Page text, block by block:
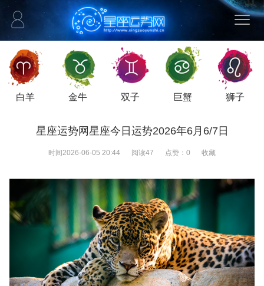
白羊 金牛 双子 巨蟹 狮子
星座运势网星座今日运势2026年6月6/7日
时间2026-06-05 20:44 阅读47 点赞： 0 收藏